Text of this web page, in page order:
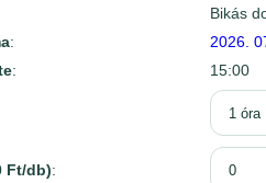
Bikás
:
2026.
: 15:00
Ft/db):